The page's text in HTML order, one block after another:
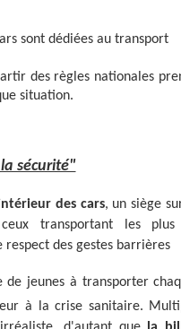
sont dédiées au transport
des règles nationales
situation.
sécurité"
des cars, un siège
transportant les plus
des gestes barrières
jeunes à transporter
à la crise sanitaire.